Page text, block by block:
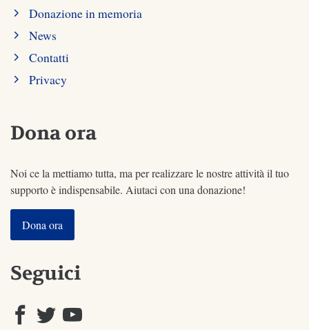
Donazione in memoria
News
Contatti
Privacy
Dona ora
Noi ce la mettiamo tutta, ma per realizzare le nostre attività il tuo
supporto è indispensabile. Aiutaci con una donazione!
Dona ora
Seguici